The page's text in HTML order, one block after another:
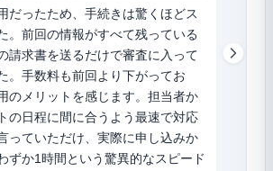
だったため、手続きは驚くほどス
。前回の情報がすべて残っている
請求書を送るだけで審査に入って
。手数料も前回より下がってお
のメリットを感じます。担当者か
の日程に間に合うよう最速で対応
っていただけ、実際に申し込みか
ずか1時間という驚異的なスピード
下限上